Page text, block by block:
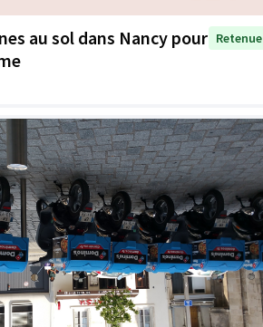
au sol dans Nancy pour Retenue